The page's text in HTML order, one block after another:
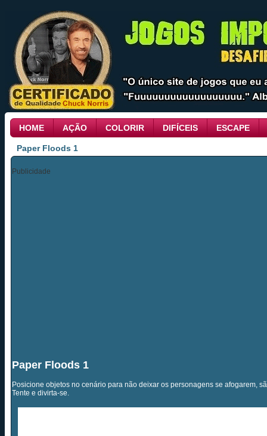
HOME AÇÃO COLORIR DIFÍCEIS ESCAPE
Paper Floods 1
Publicidade
Paper Floods 1
Posicione objetos no cenário para não deixar os personagens se afogarem,
Tente e divirta-se.